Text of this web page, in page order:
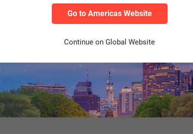
Categories
Logistik Public Cloud
Go to Americas Website
Continue on Global Website